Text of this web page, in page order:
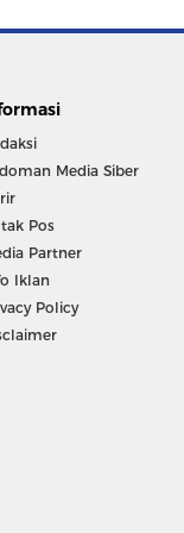
Media Siber
Pos
Partner
Iklan
Policy